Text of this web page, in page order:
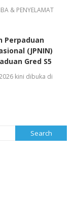
& PENYELAMAT
Perpaduan
(JPNIN)
Gred S5
kini dibuka di